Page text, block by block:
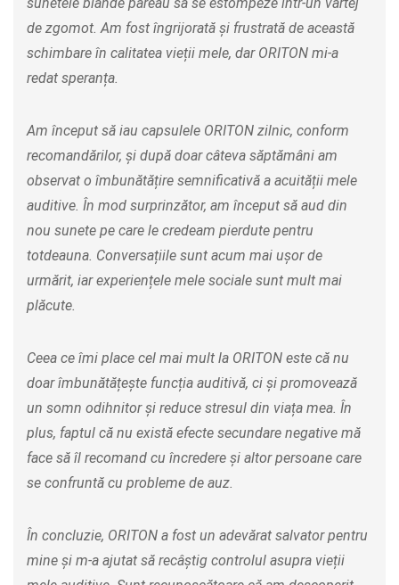
de zgomot. Am fost îngrijorată și frustrată de această
schimbare în calitatea vieții mele, dar ORITON mi-a
redat speranța.
Am început să iau capsulele ORITON zilnic, conform
recomandărilor, și după doar câteva săptămâni am
observat o îmbunătățire semnificativă a acuității mele
auditive. În mod surprinzător, am început să aud din
nou sunete pe care le credeam pierdute pentru
totdeauna. Conversațiile sunt acum mai ușor de
urmărit, iar experiențele mele sociale sunt mult mai
plăcute.
Ceea ce îmi place cel mai mult la ORITON este că nu
doar îmbunătățește funcția auditivă, ci și promovează
un somn odihnitor și reduce stresul din viața mea. În
plus, faptul că nu există efecte secundare negative mă
face să îl recomand cu încredere și altor persoane care
se confruntă cu probleme de auz.
În concluzie, ORITON a fost un adevărat salvator pentru
mine și m-a ajutat să recâștig controlul asupra vieții